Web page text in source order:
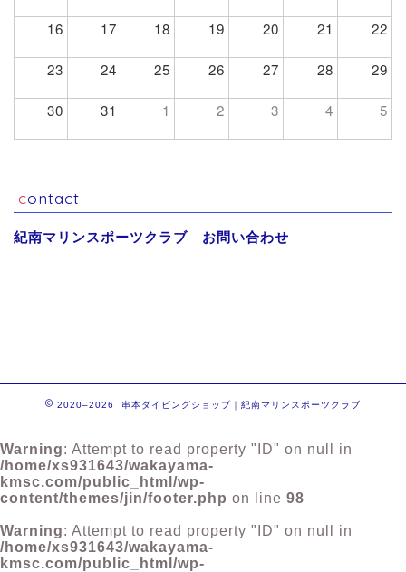
16 17 18 19 20 21 22
23 24 25 26 27 28 29
30 31 1 2 3 4 5
contact
紀南マリンスポーツクラブ お問い合わせ
2020–2026 串本ダイビングショップ｜紀南マリンスポーツクラブ
Warning: Attempt to read property "ID" on null in
/home/xs931643/wakayama-
kmsc.com/public_html/wp-
content/themes/jin/footer.php on line 98
Warning: Attempt to read property "ID" on null in
/home/xs931643/wakayama-
kmsc.com/public_html/wp-